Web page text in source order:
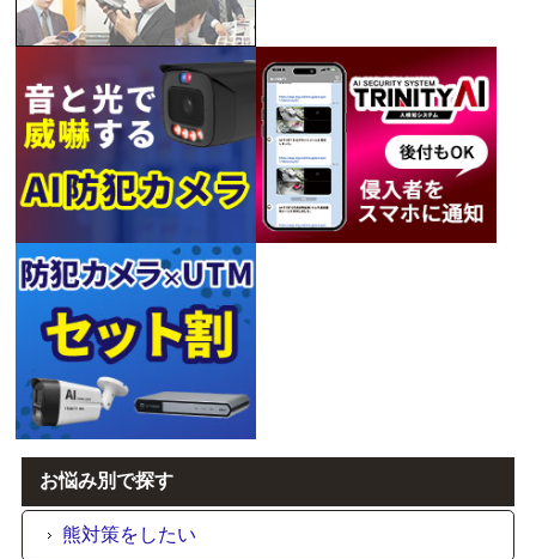
お悩み別で探す
熊対策をしたい